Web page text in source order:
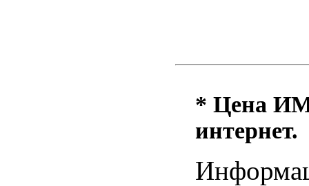
* Цена ИМ
интернет.